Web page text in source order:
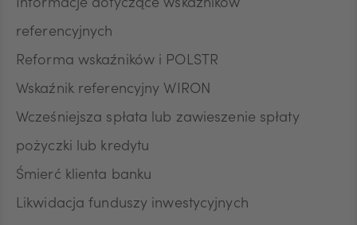
Informacje dotyczące wskaźników
referencyjnych
Reforma wskaźników i POLSTR
Wskaźnik referencyjny WIRON
Wcześniejsza spłata lub zawieszenie spłaty
pożyczki lub kredytu
Śmierć klienta banku
Likwidacja funduszy inwestycyjnych